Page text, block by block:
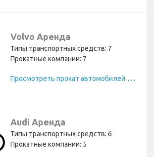
Volvo Аренда
Типы транспортных средств: 7
Прокатные компании: 7
П
росмотреть прокат автомобилей Volvo
Audi Аренда
Типы транспортных средств: 6
Прокатные компании: 5